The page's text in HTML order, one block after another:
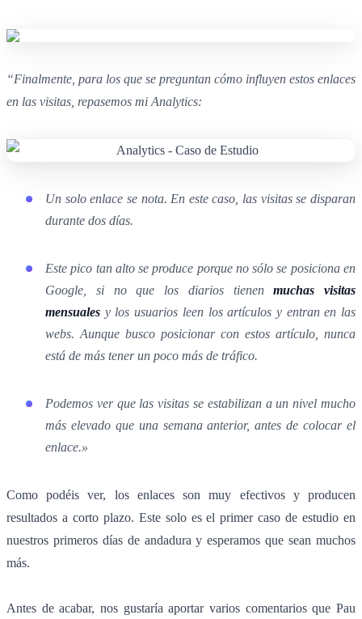
“Finalmente, para los que se preguntan cómo influyen estos enlaces
en las visitas, repasemos mi Analytics:
Un solo enlace se nota. En este caso, las visitas se disparan
durante dos días.
Este pico tan alto se produce porque no sólo se posiciona en
Google, si no que los diarios tienenmuchas visitas
mensuales y los usuarios leen los artículos y entran en las
webs. Aunque busco posicionar con estos artículo, nunca
está de más tener un poco más de tráfico.
Podemos ver que las visitas se estabilizan a un nivel mucho
más elevado que una semana anterior, antes de colocar el
enlace.»
Como podéis ver, los enlaces son muy efectivos y producen
resultados a corto plazo. Este solo es el primer caso de estudio en
nuestros primeros días de andadura y esperamos que sean muchos
más.
Antes de acabar, nos gustaría aportar varios comentarios que Pau